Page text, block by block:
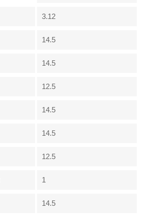
3.12
14.5
14.5
12.5
14.5
14.5
12.5
1
14.5